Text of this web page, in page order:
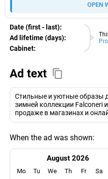
OPEN
Date (first - last):
Ad lifetime (days):
Cabinet:
EURO
Ad text
Стильные и уютные образы
зимней коллекции Falconeri
продаже в магазинах и
When the ad was shown:
August 2026
Mo Tu We Th Fr Sa